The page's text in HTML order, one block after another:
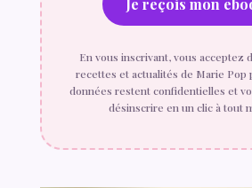
En vous inscrivant, vous acceptez
recettes et actualités de Marie Pop
données restent confidentielles et
désinscrire en un clic à tout